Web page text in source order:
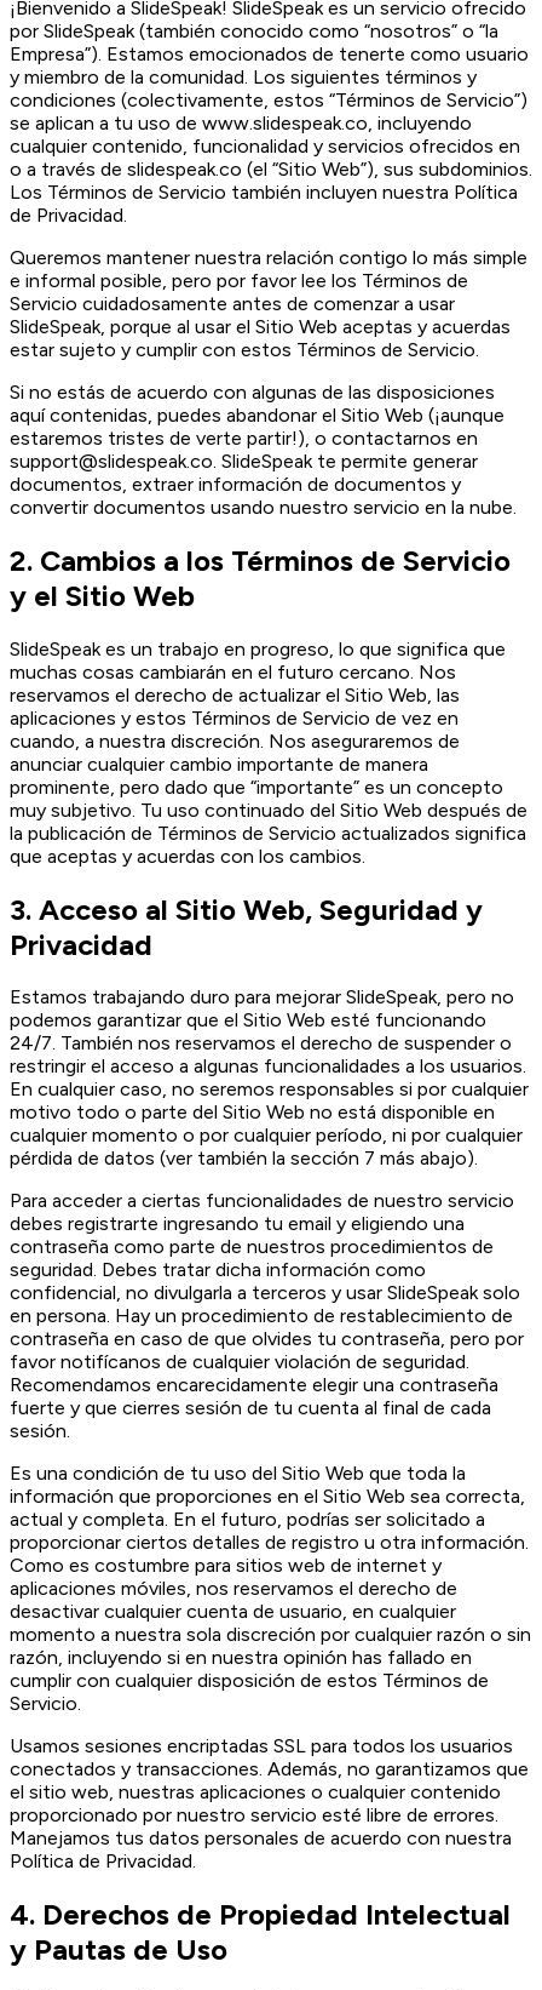
¡Bienvenido a SlideSpeak! SlideSpeak es un servicio ofrecido
por SlideSpeak (también conocido como “nosotros” o “la
Empresa”). Estamos emocionados de tenerte como usuario
y miembro de la comunidad. Los siguientes términos y
condiciones (colectivamente, estos “Términos de Servicio”)
se aplican a tu uso de www.slidespeak.co, incluyendo
cualquier contenido, funcionalidad y servicios ofrecidos en
o a través de slidespeak.co (el “Sitio Web”), sus subdominios.
Los Términos de Servicio también incluyen nuestra Política
de Privacidad.
Queremos mantener nuestra relación contigo lo más simple
e informal posible, pero por favor lee los Términos de
Servicio cuidadosamente antes de comenzar a usar
SlideSpeak, porque al usar el Sitio Web aceptas y acuerdas
estar sujeto y cumplir con estos Términos de Servicio.
Si no estás de acuerdo con algunas de las disposiciones
aquí contenidas, puedes abandonar el Sitio Web (¡aunque
estaremos tristes de verte partir!), o contactarnos en
support@slidespeak.co. SlideSpeak te permite generar
documentos, extraer información de documentos y
convertir documentos usando nuestro servicio en la nube.
2. Cambios a los Términos de Servicio
y el Sitio Web
SlideSpeak es un trabajo en progreso, lo que significa que
muchas cosas cambiarán en el futuro cercano. Nos
reservamos el derecho de actualizar el Sitio Web, las
aplicaciones y estos Términos de Servicio de vez en
cuando, a nuestra discreción. Nos aseguraremos de
anunciar cualquier cambio importante de manera
prominente, pero dado que “importante” es un concepto
muy subjetivo. Tu uso continuado del Sitio Web después de
la publicación de Términos de Servicio actualizados significa
que aceptas y acuerdas con los cambios.
3. Acceso al Sitio Web, Seguridad y
Privacidad
Estamos trabajando duro para mejorar SlideSpeak, pero no
podemos garantizar que el Sitio Web esté funcionando
24/7. También nos reservamos el derecho de suspender o
restringir el acceso a algunas funcionalidades a los usuarios.
En cualquier caso, no seremos responsables si por cualquier
motivo todo o parte del Sitio Web no está disponible en
cualquier momento o por cualquier período, ni por cualquier
pérdida de datos (ver también la sección 7 más abajo).
Para acceder a ciertas funcionalidades de nuestro servicio
debes registrarte ingresando tu email y eligiendo una
contraseña como parte de nuestros procedimientos de
seguridad. Debes tratar dicha información como
confidencial, no divulgarla a terceros y usar SlideSpeak solo
en persona. Hay un procedimiento de restablecimiento de
contraseña en caso de que olvides tu contraseña, pero por
favor notifícanos de cualquier violación de seguridad.
Recomendamos encarecidamente elegir una contraseña
fuerte y que cierres sesión de tu cuenta al final de cada
sesión.
Es una condición de tu uso del Sitio Web que toda la
información que proporciones en el Sitio Web sea correcta,
actual y completa. En el futuro, podrías ser solicitado a
proporcionar ciertos detalles de registro u otra información.
Como es costumbre para sitios web de internet y
aplicaciones móviles, nos reservamos el derecho de
desactivar cualquier cuenta de usuario, en cualquier
momento a nuestra sola discreción por cualquier razón o sin
razón, incluyendo si en nuestra opinión has fallado en
cumplir con cualquier disposición de estos Términos de
Servicio.
Usamos sesiones encriptadas SSL para todos los usuarios
conectados y transacciones. Además, no garantizamos que
el sitio web, nuestras aplicaciones o cualquier contenido
proporcionado por nuestro servicio esté libre de errores.
Manejamos tus datos personales de acuerdo con nuestra
Política de Privacidad.
4. Derechos de Propiedad Intelectual
y Pautas de Uso